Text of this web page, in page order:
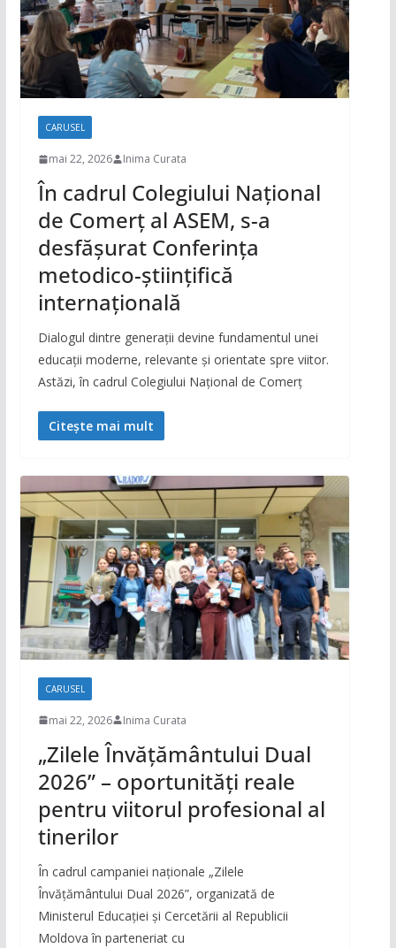
CARUSEL
mai 22, 2026 Inima Curata
În cadrul Colegiului Național
de Comerț al ASEM, s-a
desfășurat Conferința
metodico-științifică
internațională
Dialogul dintre generații devine fundamentul unei
educații moderne, relevante și orientate spre viitor.
Astăzi, în cadrul Colegiului Național de Comerț
Citește mai mult
CARUSEL
mai 22, 2026 Inima Curata
„Zilele Învățământului Dual
2026” – oportunități reale
pentru viitorul profesional al
tinerilor
În cadrul campaniei naționale „Zilele
Învățământului Dual 2026”, organizată de
Ministerul Educației și Cercetării al Republicii
Moldova în parteneriat cu